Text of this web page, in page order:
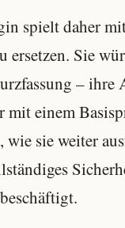
spielt daher
ersetzen. Sie
– ihre
mit einem
wie sie weiter